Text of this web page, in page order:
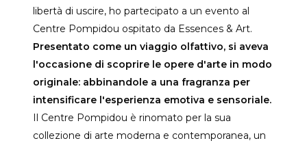
libertà di uscire, ho partecipato a un evento al
Centre Pompidou ospitato da Essences & Art.
Presentato come un viaggio olfattivo, si aveva
l'occasione di scoprire le opere d'arte in modo
originale: abbinandole a una fragranza per
intensificare l'esperienza emotiva e sensoriale.
Il Centre Pompidou è rinomato per la sua
collezione di arte moderna e contemporanea, un